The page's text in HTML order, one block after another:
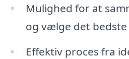
Mulighed for at
og vælge det
Effektiv proces fra